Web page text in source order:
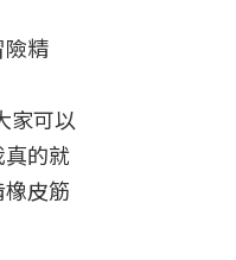
精
家可以
的就
皮筋